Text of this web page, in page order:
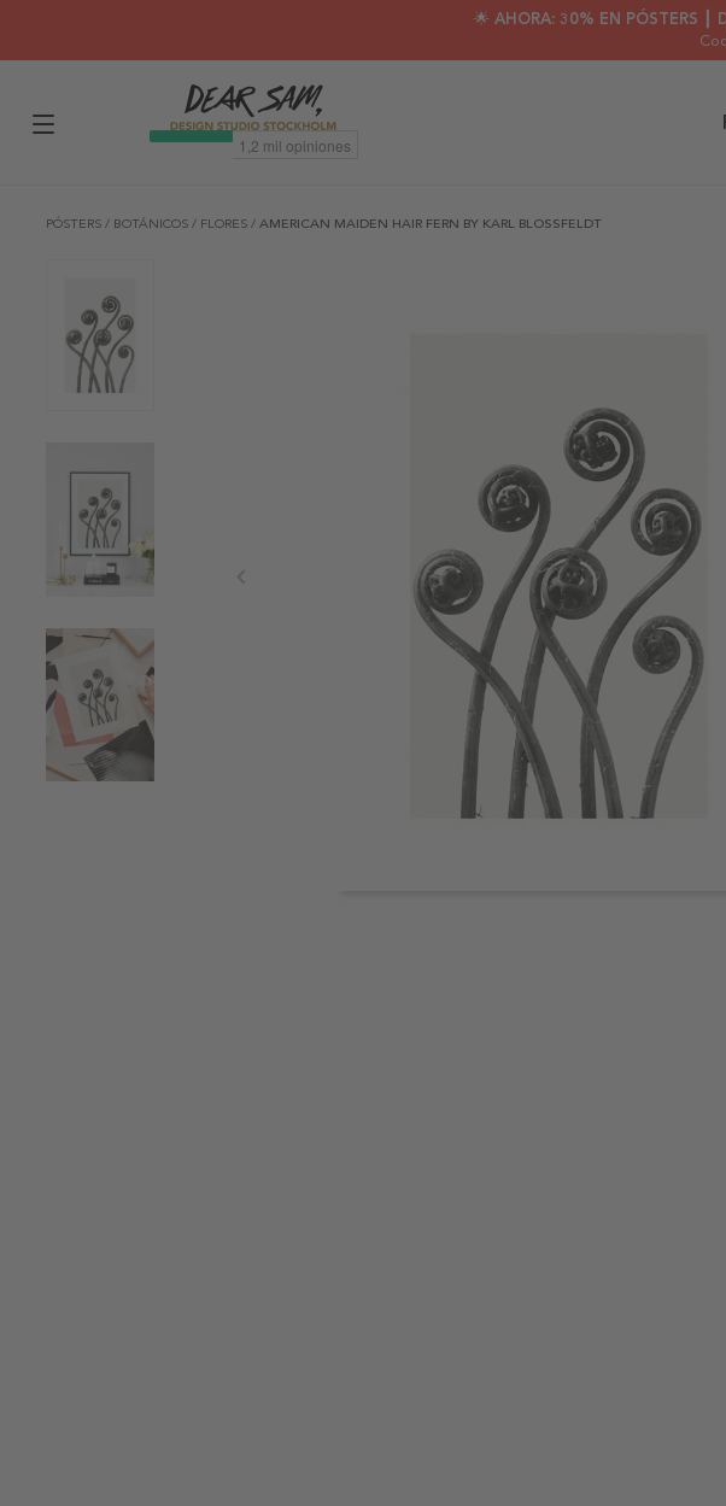
🌟 AHORA: 30% EN PÓSTERS ┃
PÓSTERS / BOTÁNICOS / FLORES / AMERICAN MAIDEN HAIR FERN BY KARL BLOSSFELDT